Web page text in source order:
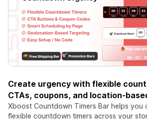
Create urgency with flexible
CTAs, coupons, and location-
Xboost Countdown Timers Bar helps you
flexible countdown timers across your